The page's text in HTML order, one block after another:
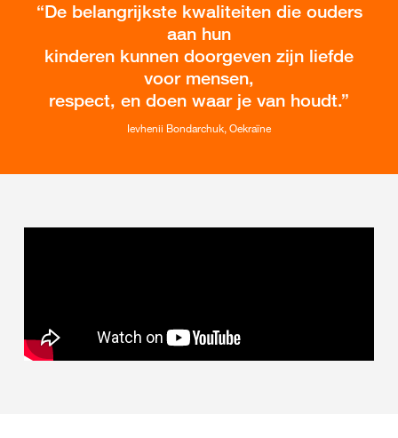
De belangrijkste kwaliteiten die ouders
aan hun
kinderen kunnen doorgeven zijn liefde
voor mensen,
respect, en doen waar je van houdt.
Ievhenii Bondarchuk, Oekraïne